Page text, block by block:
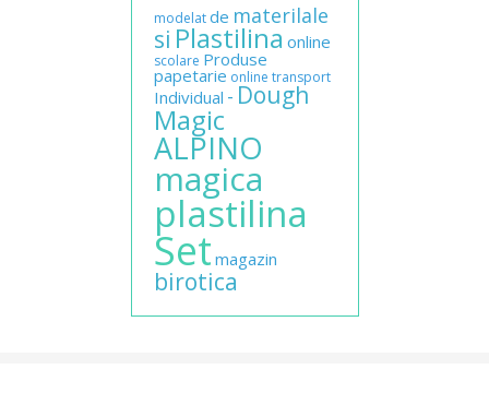
modelat de materilale
si Plastilina online
scolare Produse
papetarie online transport
Individual - Dough
Magic
ALPINO
magica
plastilina
Set magazin
birotica